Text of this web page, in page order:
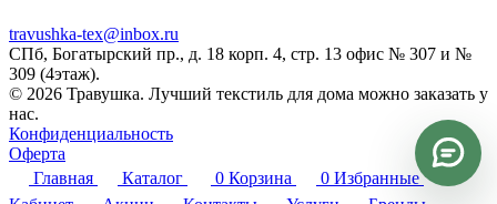
travushka-tex@inbox.ru
СПб, Богатырский пр., д. 18 корп. 4, стр. 13 офис № 307 и №
309 (4этаж).
© 2026 Травушка. Лучший текстиль для дома можно заказать у
нас.
Конфиденциальность
Оферта
Главная
Каталог 0 Корзина 0 Избранные